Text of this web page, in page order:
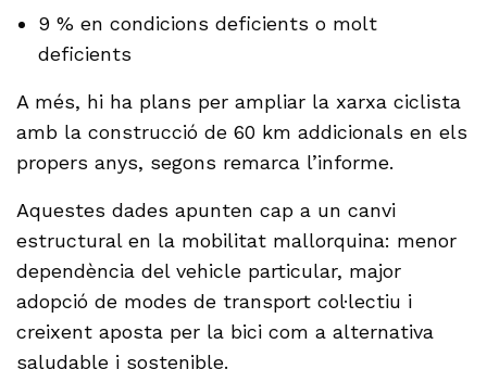
9 % en condicions deficients o molt
deficients
A més, hi ha plans per ampliar la xarxa ciclista
amb la construcció de 60 km addicionals en els
propers anys, segons remarca l’informe.
Aquestes dades apunten cap a un canvi
estructural en la mobilitat mallorquina: menor
dependència del vehicle particular, major
adopció de modes de transport col·lectiu i
creixent aposta per la bici com a alternativa
saludable i sostenible.